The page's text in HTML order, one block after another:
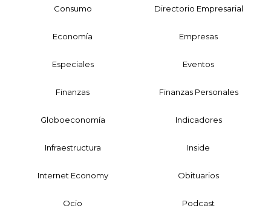
Consumo Directorio Empresarial
Economía Empresas
Especiales Eventos
Finanzas Finanzas Personales
Globoeconomía Indicadores
Infraestructura Inside
Internet Economy Obituarios
Ocio Podcast